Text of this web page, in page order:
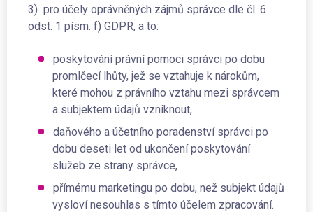
3) pro účely oprávněných zájmů správce dle čl. 6
odst. 1 písm. f) GDPR, a to:
poskytování právní pomoci správci po dobu
promlčecí lhůty, jež se vztahuje k nárokům,
které mohou z právního vztahu mezi správcem
a subjektem údajů vzniknout,
daňového a účetního poradenství správci po
dobu deseti let od ukončení poskytování
služeb ze strany správce,
přímému marketingu po dobu, než subjekt údajů
vysloví nesouhlas s tímto účelem zpracování.